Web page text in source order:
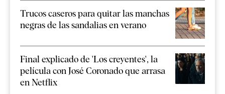
Trucos caseros para quitar las manchas
negras de las sandalias en verano
Final explicado de 'Los creyentes', la
película con José Coronado que arrasa
en Netflix